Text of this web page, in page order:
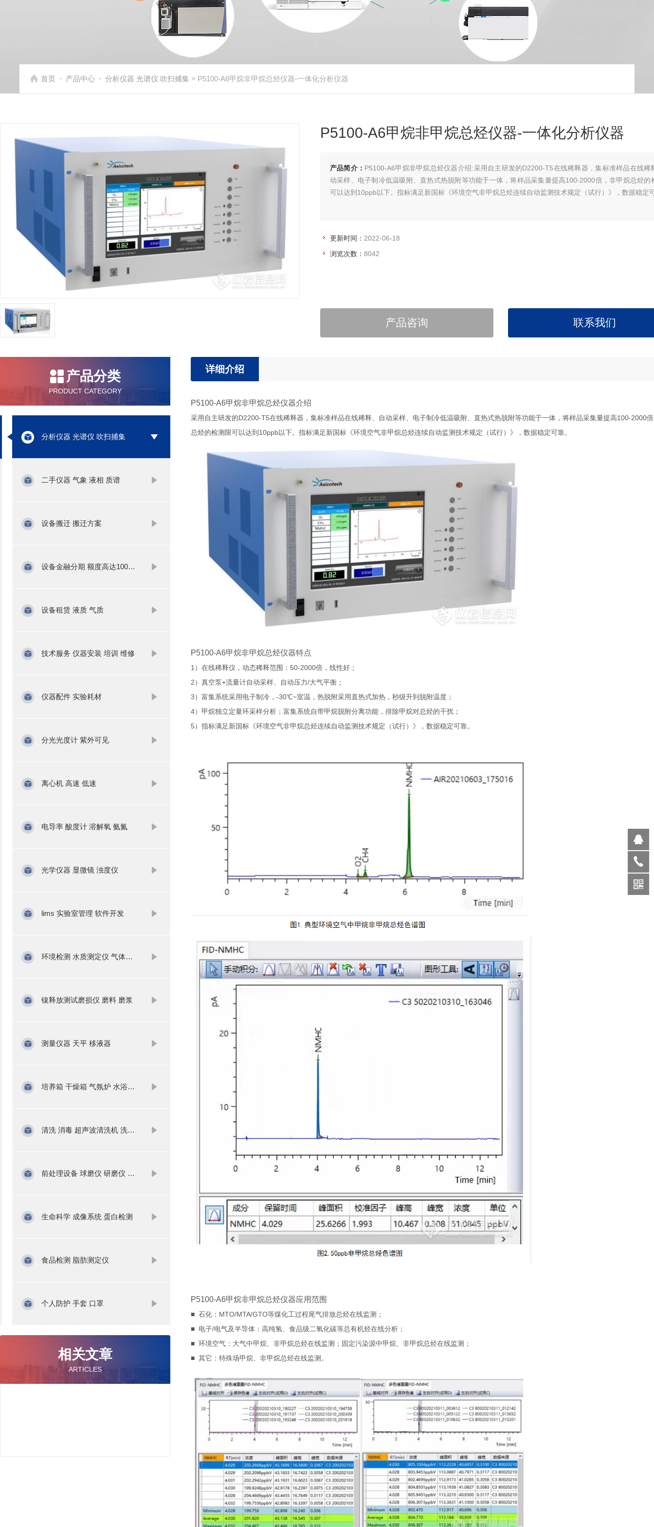
首页 - 产品中心 - 分析仪器 光谱仪 吹扫捕集 > P5100-A6甲烷非甲烷总烃仪器-一体化分析仪器
P5100-A6甲烷非甲烷总烃仪器-一体化分析仪器
产品简介： P5100-A6甲烷非甲烷总烃仪器介绍:采用自主研发的D2200-T5在线稀释器，集标准样品在线稀
动采样、电子制冷低温吸附、直热式热脱附等功能于一体，将样品采集量提高100-2000倍，非甲烷总烃的
可以达到10ppb以下。指标满足新国标《环境空气非甲烷总烃连续自动监测技术规定（试行）》，数据稳定
更新时间： 2022-06-18
浏览次数： 8042
产品咨询 联系我们
产品分类
PRODUCT CATEGORY
分析仪器 光谱仪 吹扫捕集
二手仪器 气象 液相 质谱
设备搬迁 搬迁方案
设备金融分期 额度高达1000万
设备租赁 液质 气质
技术服务 仪器安装 培训 维修
仪器配件 实验耗材
分光光度计 紫外可见
离心机 高速 低速
电导率 酸度计 溶解氧 氨氮
光学仪器 显微镜 浊度仪
lims 实验室管理 软件开发
环境检测 水质测定仪 气体分析
镍释放测试磨损仪 磨料 磨浆
测量仪器 天平 移液器
培养箱 干燥箱 气氛炉 水浴锅 振荡器
清洗 消毒 超声波清洗机 洗瓶机
前处理设备 球磨仪 研磨仪 氮吹仪 固相萃取
生命科学 成像系统 蛋白检测
食品检测 脂肪测定仪
个人防护 手套 口罩
相关文章
ARTICLES
详细介绍
P5100-A6甲烷非甲烷总烃仪器介绍
采用自主研发的D2200-T5在线稀释器，集标准样品在线稀释、自动采样、电子制冷低温吸附、直热式热脱附等功能于一体，将样品采集量提高100-2000
总烃的检测限可以达到10ppb以下。指标满足新国标《环境空气非甲烷总烃连续自动监测技术规定（试行）》，数据稳定可靠。
P5100-A6甲烷非甲烷总烃仪器特点
1）在线稀释仪，动态稀释范围：50-2000倍，线性好；
2）真空泵+流量计自动采样、自动压力/大气平衡；
3）富集系统采用电子制冷，-30℃~室温，热脱附采用直热式加热，秒级升到脱附温度；
4）甲烷独立定量环采样分析；富集系统自带甲烷脱附分离功能，排除甲烷对总烃的干扰；
5）指标满足新国标《环境空气非甲烷总烃连续自动监测技术规定（试行）》，数据稳定可靠。
P5100-A6甲烷非甲烷总烃仪器应用范围
■ 石化：MTO/MTA/GTO等煤化工过程尾气排放总烃在线监测；
■ 电子/电气及半导体：高纯氢、食品级二氧化碳等总有机烃在线分析；
■ 环境空气：大气中甲烷、非甲烷总烃在线监测；固定污染源中甲烷、非甲烷总烃在线监测；
■ 其它：特殊场甲烷、非甲烷总烃在线监测。